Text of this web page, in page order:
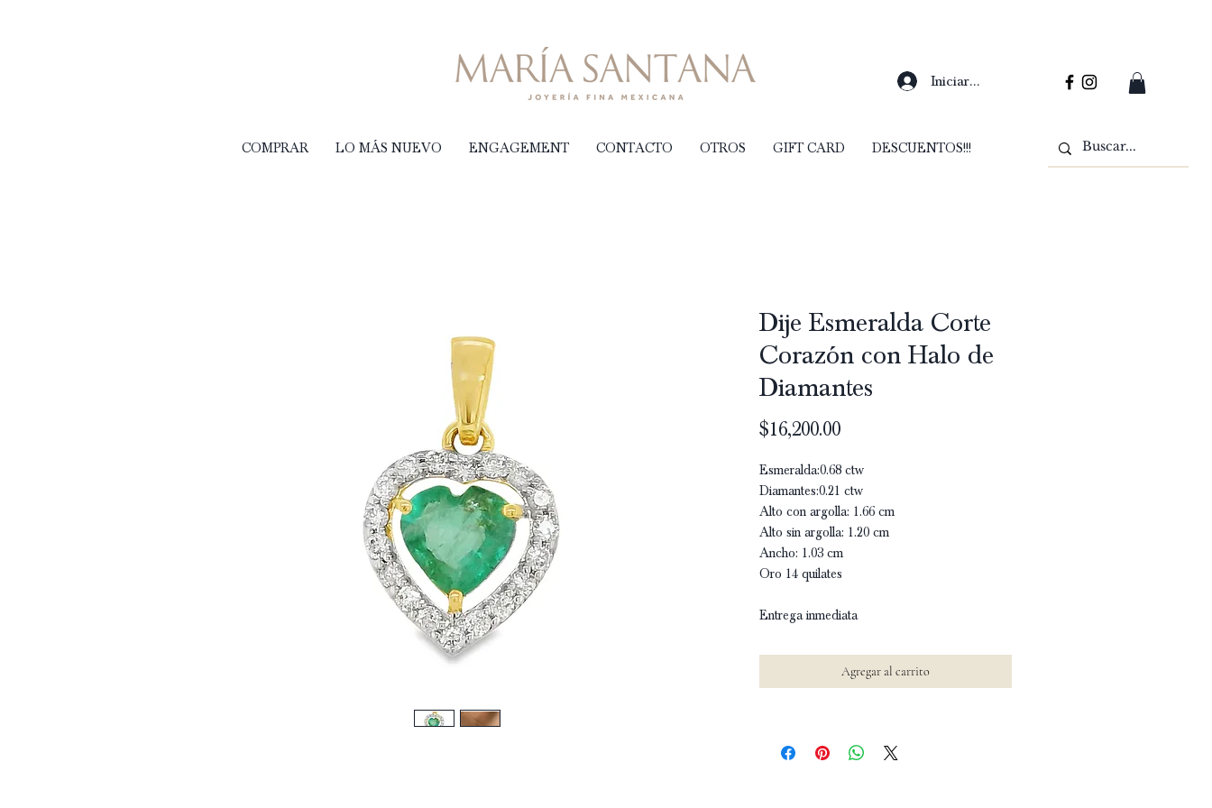
Iniciar sesión
COMPRAR LO MÁS NUEVO ENGAGEMENT CONTACTO OTROS GIFT CARD DESCUENTOS!!!
Dije Esmeralda Corte
Corazón con Halo de
Diamantes
$16,200.00Precio
Esmeralda:0.68 ctw
Diamantes:0.21 ctw
Alto con argolla: 1.66 cm
Alto sin argolla: 1.20 cm
Ancho: 1.03 cm
Oro 14 quilates
Entrega inmediata
Agregar al carrito